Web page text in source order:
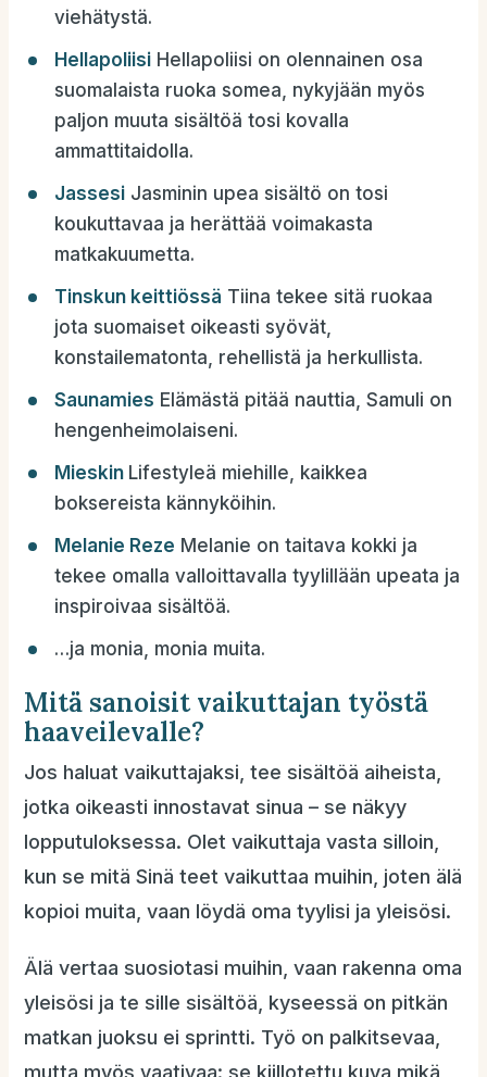
viehätystä.
Hellapoliisi Hellapoliisi on olennainen osa
suomalaista ruoka somea, nykyjään myös
paljon muuta sisältöä tosi kovalla
ammattitaidolla.
Jassesi Jasminin upea sisältö on tosi
koukuttavaa ja herättää voimakasta
matkakuumetta.
Tinskun keittiössä Tiina tekee sitä ruokaa
jota suomaiset oikeasti syövät,
konstailematonta, rehellistä ja herkullista.
Saunamies Elämästä pitää nauttia, Samuli on
hengenheimolaiseni.
Mieskin Lifestyleä miehille, kaikkea
boksereista kännyköihin.
Melanie Reze Melanie on taitava kokki ja
tekee omalla valloittavalla tyylillään upeata ja
inspiroivaa sisältöä.
…ja monia, monia muita.
Mitä sanoisit vaikuttajan työstä
haaveilevalle?
Jos haluat vaikuttajaksi, tee sisältöä aiheista,
jotka oikeasti innostavat sinua – se näkyy
lopputuloksessa. Olet vaikuttaja vasta silloin,
kun se mitä Sinä teet vaikuttaa muihin, joten älä
kopioi muita, vaan löydä oma tyylisi ja yleisösi.
Älä vertaa suosiotasi muihin, vaan rakenna oma
yleisösi ja te sille sisältöä, kyseessä on pitkän
matkan juoksu ei sprintti. Työ on palkitsevaa,
mutta myös vaativaa: se kiillotettu kuva mikä